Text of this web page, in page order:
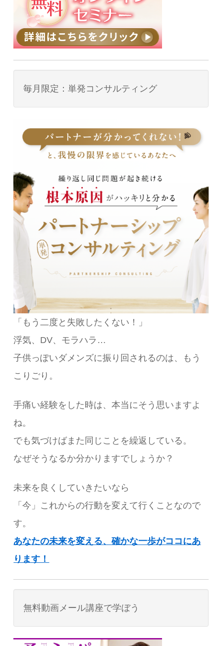
毎月限定：単発コンサルティング
「もう二度と失敗したくない！」
浮気、DV、モラハラ…
子供っぽいダメンズに振り回されるのは、もう
こりごり。
手痛い経験をした時は、本当にそう思いますよ
ね。
でも気づけばまた同じことを繰返している。
なぜそうなるか分かりますでしょうか？
未来を良くしていきたいなら
「今」これからの行動を変えて行くことなので
す。
あなたの未来を変える、確かな一歩がココにあ
ります！
無料動画メール講座で学ぼう